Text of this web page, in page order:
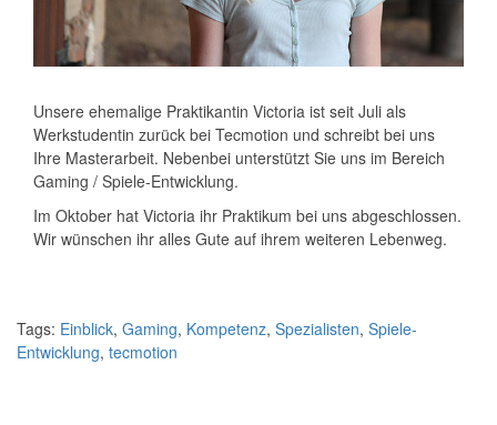
Unsere ehemalige Praktikantin Victoria ist seit Juli als
Werkstudentin zurück bei Tecmotion und schreibt bei uns
Ihre Masterarbeit. Nebenbei unterstützt Sie uns im Bereich
Gaming / Spiele-Entwicklung.
Im Oktober hat Victoria ihr Praktikum bei uns abgeschlossen.
Wir wünschen ihr alles Gute auf ihrem weiteren Lebenweg.
Tags: Einblick, Gaming, Kompetenz, Spezialisten, Spiele-
Entwicklung, tecmotion